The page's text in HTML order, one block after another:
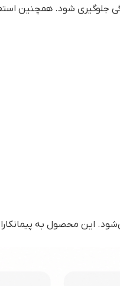
جلوگیری شود. همچنین
این محصول به